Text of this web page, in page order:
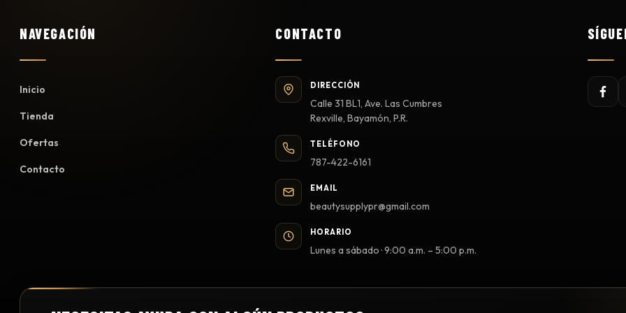
NAVEGACIÓN
Inicio
Tienda
Ofertas
Contacto
CONTACTO
DIRECCIÓN
Calle 31 BL1, Ave. Las Cumbres
Rexville, Bayamón, P.R.
TELÉFONO
787-422-6161
EMAIL
beautysupplypr@gmail.com
HORARIO
Lunes a sábado · 9:00 a.m. – 5:00 p.m.